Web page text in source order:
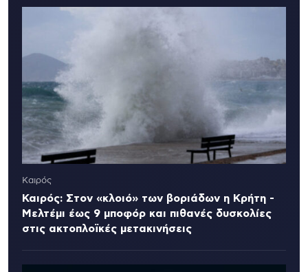
Καιρός
Καιρός: Στον «κλοιό» των βοριάδων η Κρήτη -
Μελτέμι έως 9 μποφόρ και πιθανές δυσκολίες
στις ακτοπλοϊκές μετακινήσεις